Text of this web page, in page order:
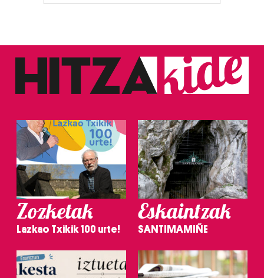
Zozketak
Lazkao Txikik 100 urte!
Eskaintzak
SANTIMAMIÑE